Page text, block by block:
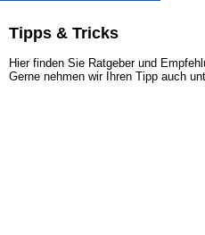
Tipps & Tricks
Hier finden Sie Ratgeber und
Gerne nehmen wir Ihren Tipp auch